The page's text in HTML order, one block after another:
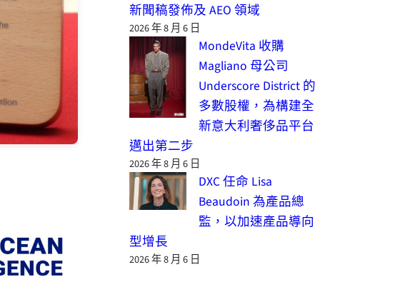
新聞稿發佈及 AEO 領域
2026 年 8 月 6 日
MondeVita 收購
Magliano 母公司
Underscore District 的
多數股權，為構建全
新意大利奢侈品平台
邁出第二步
2026 年 8 月 6 日
DXC 任命 Lisa
Beaudoin 為產品總
監，以加速產品導向
型增長
2026 年 8 月 6 日